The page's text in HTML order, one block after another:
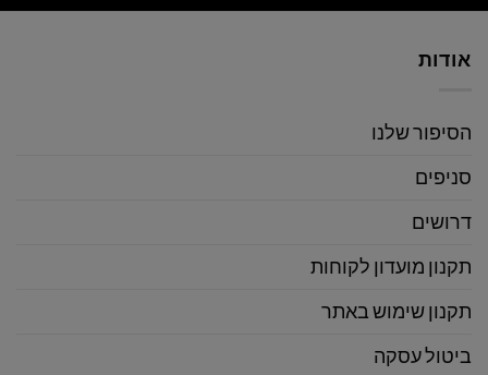
אודות
הסיפור שלנו
סניפים
דרושים
תקנון מועדון לקוחות
תקנון שימוש באתר
ביטול עסקה